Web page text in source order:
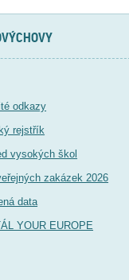
odkazy
rejstřík
vysokých škol
zakázek 2026
data
YOUR EUROPE